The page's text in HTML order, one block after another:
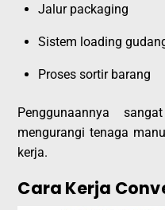
Jalur packaging
Sistem loading
Proses sortir barang
Penggunaannya
mengurangi tenaga
kerja.
Cara Kerja